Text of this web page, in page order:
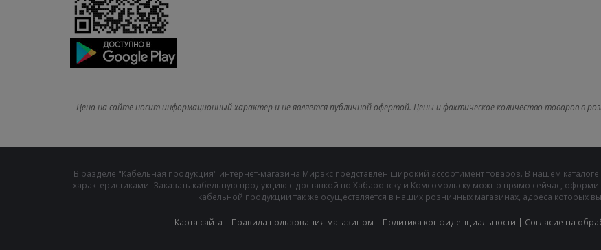
Цена на сайте носит информационный характер и не является публичной офертой. Цены и фактическое количество товаров в
В разделе "Кабельная продукция" интернет-магазина Мирэкс представлен широкий ассортимент товаров. В нашем
характеристиками. Заказать кабельную продукцию с доставкой по Хабаровску и Комсомольску можно прямо сейчас,
кабельной продукции так же осуществляется в наших розничных магазинах, адреса которых
Карта сайта | Правила пользования магазином | Политика конфиденциальности | Cогласие на